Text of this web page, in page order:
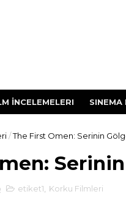
İNCELEMELERI SINEMA
/The First Omen: Serinin
etiket1 Korku Filmleri